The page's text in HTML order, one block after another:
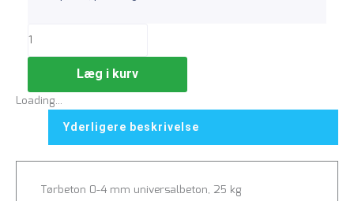
Læg i kurv
Loading...
Yderligere beskrivelse
Tørbeton 0-4 mm universalbeton, 25 kg